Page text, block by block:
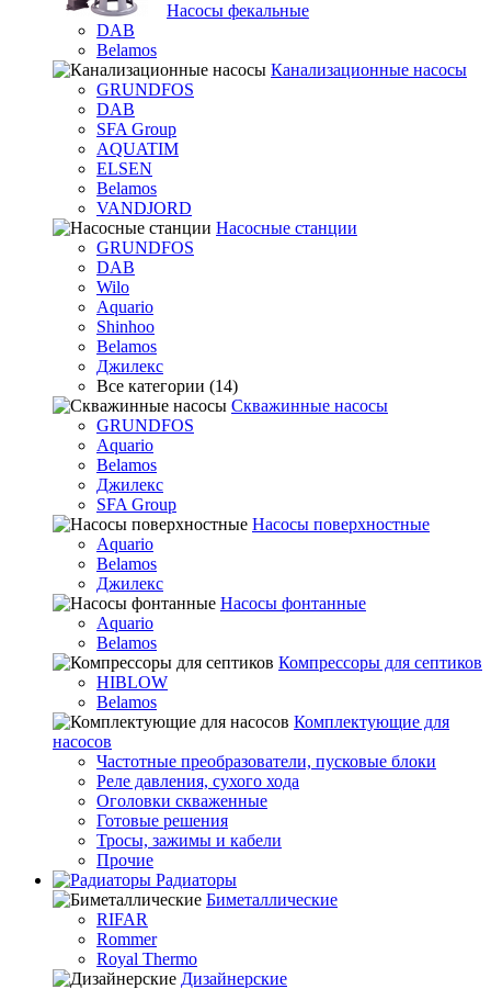
Насосы фекальные
DAB
Belamos
Канализационные насосы
GRUNDFOS
DAB
SFA Group
AQUATIM
ELSEN
Belamos
VANDJORD
Насосные станции
GRUNDFOS
DAB
Wilo
Aquario
Shinhoo
Belamos
Джилекс
Все категории (14)
Скважинные насосы
GRUNDFOS
Aquario
Belamos
Джилекс
SFA Group
Насосы поверхностные
Aquario
Belamos
Джилекс
Насосы фонтанные
Aquario
Belamos
Компрессоры для септиков
HIBLOW
Belamos
Комплектующие для
насосов
Частотные преобразователи, пусковые блоки
Реле давления, сухого хода
Оголовки скваженные
Готовые решения
Тросы, зажимы и кабели
Прочие
Радиаторы
Биметаллические
RIFAR
Rommer
Royal Thermo
Дизайнерские